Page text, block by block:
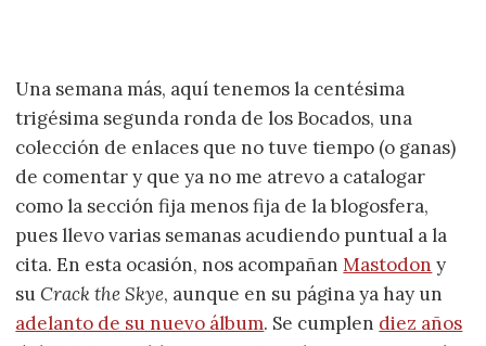
Una semana más, aquí tenemos la centésima
trigésima segunda ronda de los Bocados, una
colección de enlaces que no tuve tiempo (o ganas)
de comentar y que ya no me atrevo a catalogar
como la sección fija menos fija de la blogosfera,
pues llevo varias semanas acudiendo puntual a la
cita. En esta ocasión, nos acompañanMastodon y
suCrack the Skye, aunque en su página ya hay un
adelanto de su nuevo álbum. Se cumplen diez años